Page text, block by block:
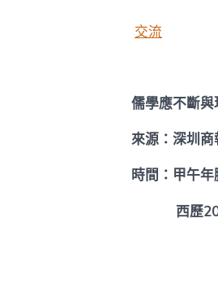
交流
儒學應不斷
來源：深圳商
時間：甲午
西歷